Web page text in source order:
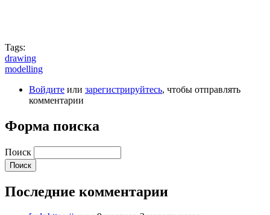
Tags:
drawing
modelling
Войдите или зарегистрируйтесь, чтобы отправлять
комментарии
Форма поиска
Поиск
Последние комментарии